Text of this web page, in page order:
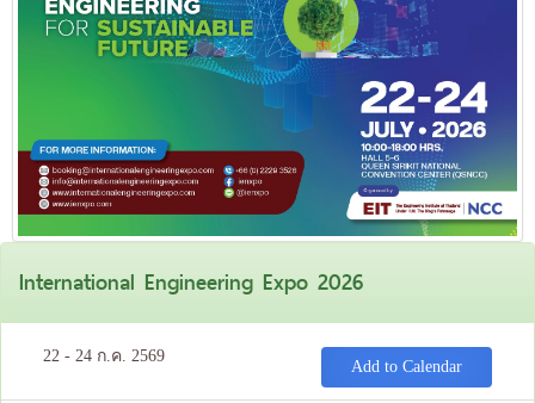
International Engineering Expo 2026
22 - 24 ก.ค. 2569
Add to Calendar